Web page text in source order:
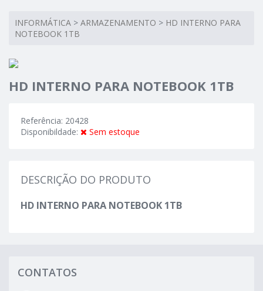
INFORMÁTICA > ARMAZENAMENTO > HD INTERNO PARA
NOTEBOOK 1TB
HD INTERNO PARA NOTEBOOK 1TB
Referência: 20428
Disponibildade:
Sem estoque
DESCRIÇÃO DO PRODUTO
HD INTERNO PARA NOTEBOOK 1TB
CONTATOS